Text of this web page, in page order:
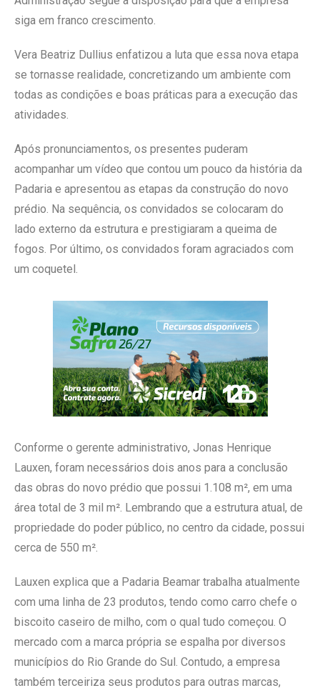
siga em franco crescimento.
Vera Beatriz Dullius enfatizou a luta que essa nova etapa
se tornasse realidade, concretizando um ambiente com
todas as condições e boas práticas para a execução das
atividades.
Após pronunciamentos, os presentes puderam
acompanhar um vídeo que contou um pouco da história da
Padaria e apresentou as etapas da construção do novo
prédio. Na sequência, os convidados se colocaram do
lado externo da estrutura e prestigiaram a queima de
fogos. Por último, os convidados foram agraciados com
um coquetel.
Conforme o gerente administrativo, Jonas Henrique
Lauxen, foram necessários dois anos para a conclusão
das obras do novo prédio que possui 1.108 m², em uma
área total de 3 mil m². Lembrando que a estrutura atual, de
propriedade do poder público, no centro da cidade, possui
cerca de 550 m².
Lauxen explica que a Padaria Beamar trabalha atualmente
com uma linha de 23 produtos, tendo como carro chefe o
biscoito caseiro de milho, com o qual tudo começou. O
mercado com a marca própria se espalha por diversos
municípios do Rio Grande do Sul. Contudo, a empresa
também terceiriza seus produtos para outras marcas,